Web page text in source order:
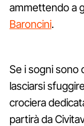
ammettendo a
Baroncini.
Se i sogni sono
lasciarsi
crociera
partirà da